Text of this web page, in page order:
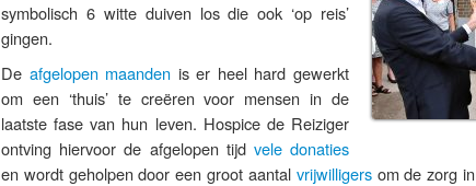
symbolisch 6 witte duiven los die ook ‘op reis’
gingen.
De afgelopen maanden is er heel hard gewerkt
om een ‘thuis’ te creëren voor mensen in de
laatste fase van hun leven. Hospice de Reiziger
ontving hiervoor de afgelopen tijd vele donaties
en wordt geholpen door een groot aantal vrijwilligersom de zorg